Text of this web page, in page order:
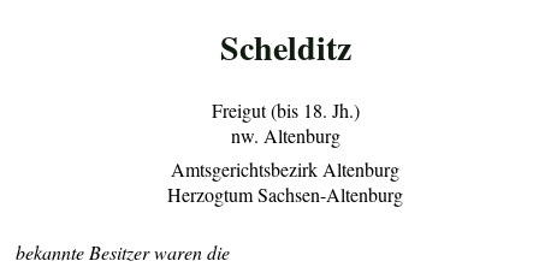
Schelditz
Freigut (bis 18. Jh.)
nw. Altenburg
Amtsgerichtsbezirk Altenburg
Herzogtum Sachsen-Altenburg
bekannte Besitzer waren die